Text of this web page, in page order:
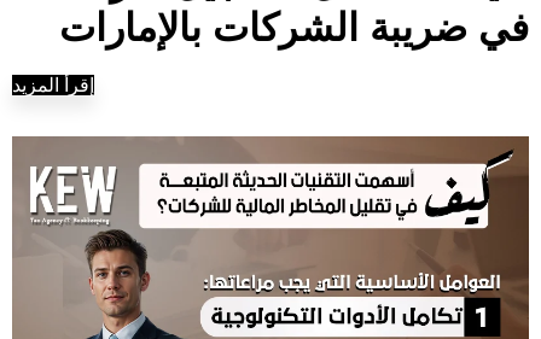
في ضريبة الشركات بالإمارات
إقرأ المزيد